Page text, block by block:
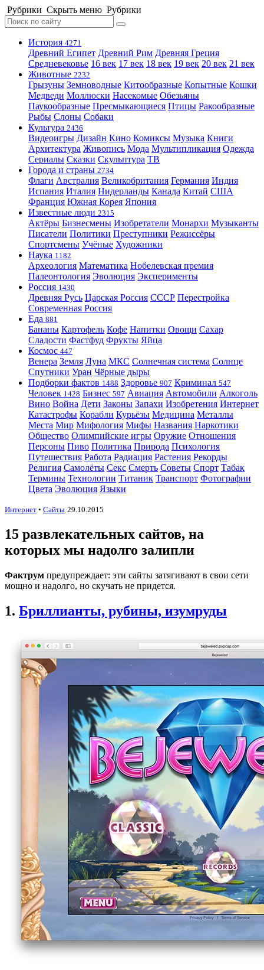
Рубрики Скрыть меню Рубрики
История 4271
Древний Египет Древний Рим Древняя Греция
Средневековье 16 век 17 век 18 век 19 век 20 век 21 век
Животные 2232
Грызуны Земноводные Китообразные Копытные Кошки
Медведи Моллюски Насекомые Обезьяны
Паукообразные Пресмыкающиеся Птицы Ракообразные
Рыбы Слоны Собаки
Культура 2436
Видеоигры Дизайн Кино Комиксы Музыка Книги
Архитектура Живопись Мода Мультипликация Одежда
Сериалы Сказки Скульптура ТВ
Города и страны 2734
Флаги Австралия Великобритания Германия Индия
Испания Италия Нидерланды Канада Китай США
Франция Южная Корея Япония
Известные люди 2315
Актёры Бизнесмены Изобретатели Монархи Музыканты
Писатели Политики Преступники Режиссёры
Спортсмены Учёные Художники
Наука 1182
Археология Математика Нобелевская премия
Палеонтология Эволюция Эксперименты
Россия 1430
Древняя Русь Царская Россия СССР Перестройка
Современная Россия
Еда 881
Бананы Картофель Кофе Напитки Овощи Сахар
Сладости Фастфуд Фрукты Яйца
Космос 447
Венера Земля Луна МКС Солнечная система Солнце
Спутники Уран Чёрные дыры
Подборки фактов 1488 Здоровье 907 Криминал 547
Человек 1428 Бизнес 597 Авиация Автомобили Алкоголь
Вино Война Дети Законы Запахи Изобретения Интернет
Катастрофы Корабли Курьёзы Медицина Металлы
Места Мир Мифология Мифы Названия Наркотики
Общество Олимпийские игры Оружие Отношения
Персоны Пиво Политика Природа Психология
Путешествия Работа Радиация Растения Рекорды
Религия Самолёты Секс Смерть Советы Спорт Табак
Термины Технологии Титаник Транспорт Фотографии
Цвета Эволюция Языки
Интернет • Сайты 29.10.2015
15 развлекательных сайтов, на
которых мы надолго залипли
Фактрум предупреждает: эти сайты затягивают в свои сети
мощно и надолго, но скучать не придется.
1. Бриллианты, рубины, изумруды